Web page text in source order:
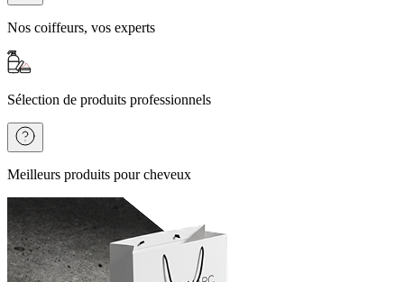
Nos coiffeurs, vos experts
Sélection de produits professionnels
Meilleurs produits pour cheveux